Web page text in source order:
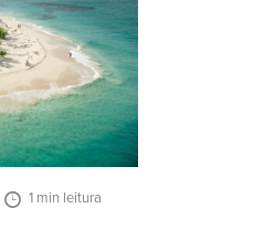
1 min leitura